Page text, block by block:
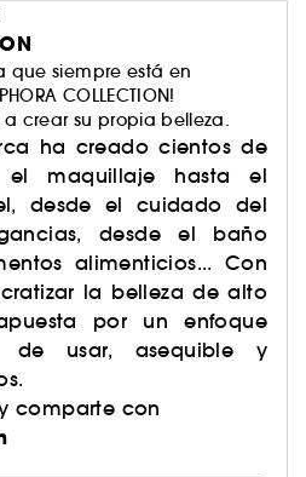
que siempre está en
COLLECTION!
a crear su propia belleza.
ha creado cientos de
el maquillaje hasta el
desde el cuidado del
desde el baño
alimenticios... Con
la belleza de alto
por un enfoque
de usar, asequible y
comparte con